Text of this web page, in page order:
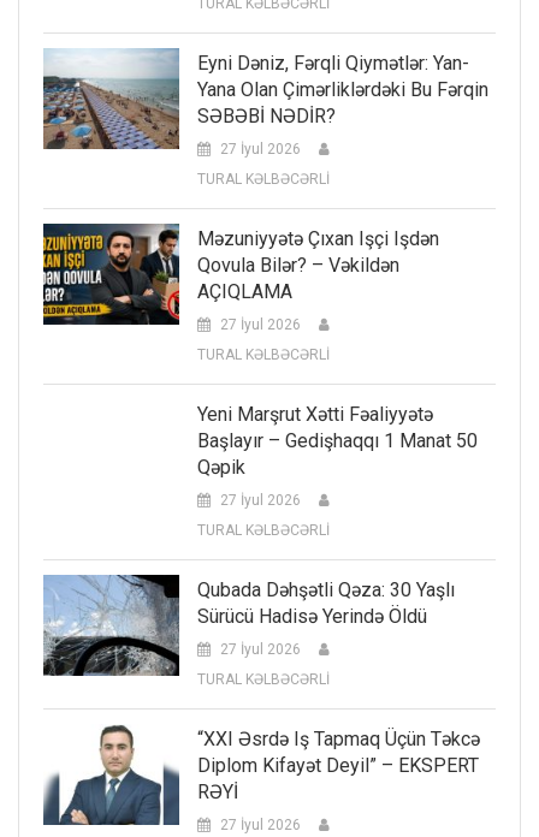
Eyni Dəniz, Fərqli Qiymətlər: Yan-
Yana Olan Çimərliklərdəki Bu Fərqin
SƏBƏBİ NƏDİR?
27 İyul 2026
TURAL KƏLBƏCƏRLİ
Məzuniyyətə Çıxan Işçi Işdən
Qovula Bilər? – Vəkildən
AÇIQLAMA
27 İyul 2026
TURAL KƏLBƏCƏRLİ
Yeni Marşrut Xətti Fəaliyyətə
Başlayır – Gedişhaqqı 1 Manat 50
Qəpik
27 İyul 2026
TURAL KƏLBƏCƏRLİ
Qubada Dəhşətli Qəza: 30 Yaşlı
Sürücü Hadisə Yerində Öldü
27 İyul 2026
TURAL KƏLBƏCƏRLİ
“XXI Əsrdə Iş Tapmaq Üçün Təkcə
Diplom Kifayət Deyil” – EKSPERT
RƏYİ
27 İyul 2026